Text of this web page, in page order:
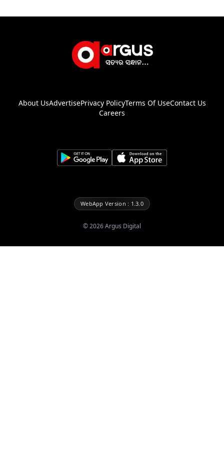
About UsAdvertisePrivacy PolicyTerms Of UseContact Us
Careers
WebApp Version : 1.3.0
©2026Argus Digital